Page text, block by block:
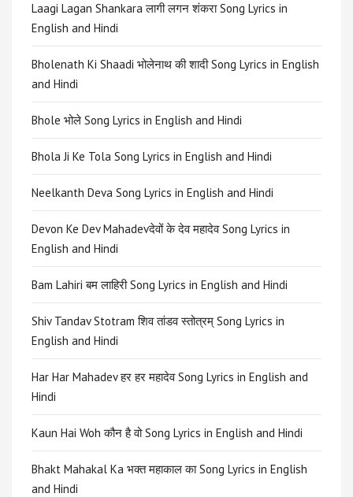
Laagi Lagan Shankara लागी लगन शंकरा Song Lyrics in
English and Hindi
Bholenath Ki Shaadi भोलेनाथ की शादी Song Lyrics in English
and Hindi
Bhole भोले Song Lyrics in English and Hindi
Bhola Ji Ke Tola Song Lyrics in English and Hindi
Neelkanth Deva Song Lyrics in English and Hindi
Devon Ke Dev Mahadevदेवों के देव महादेव Song Lyrics in
English and Hindi
Bam Lahiri बम लाहिरी Song Lyrics in English and Hindi
Shiv Tandav Stotram शिव तांडव स्तोत्रम् Song Lyrics in
English and Hindi
Har Har Mahadev हर हर महादेव Song Lyrics in English and
Hindi
Kaun Hai Woh कौन है वो Song Lyrics in English and Hindi
Bhakt Mahakal Ka भक्त महाकाल का Song Lyrics in English
and Hindi